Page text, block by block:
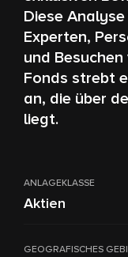
Diese
Experten,
und
Fonds strebt
an, die über
liegt.
ANLAGEKLASSE
Aktien
GEOGRAFISCHES